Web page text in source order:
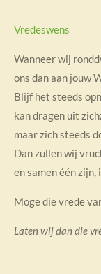
Vredeswens
Wanneer wij
ons dan aan jouw
Blijf het steeds
kan dragen uit
maar zich steeds
Dan zullen wij
en samen één zijn,
Moge die vrede
Laten wij dan die